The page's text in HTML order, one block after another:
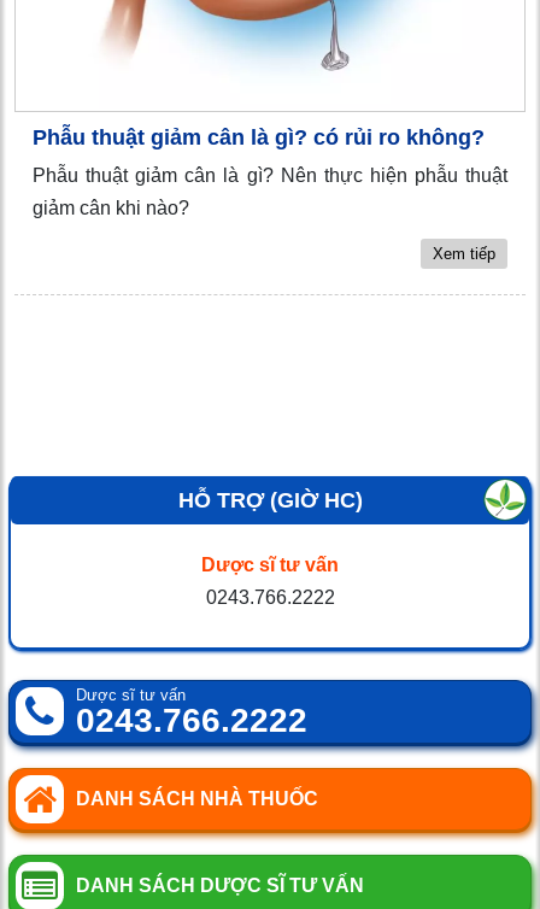
Phẫu thuật giảm cân là gì? có rủi ro không?
Phẫu thuật giảm cân là gì? Nên thực hiện phẫu thuật
giảm cân khi nào?
Xem tiếp
HỖ TRỢ (GIỜ HC)
Dược sĩ tư vấn
0243.766.2222
Dược sĩ tư vấn
0243.766.2222
DANH SÁCH NHÀ THUỐC
DANH SÁCH DƯỢC SĨ TƯ VẤN